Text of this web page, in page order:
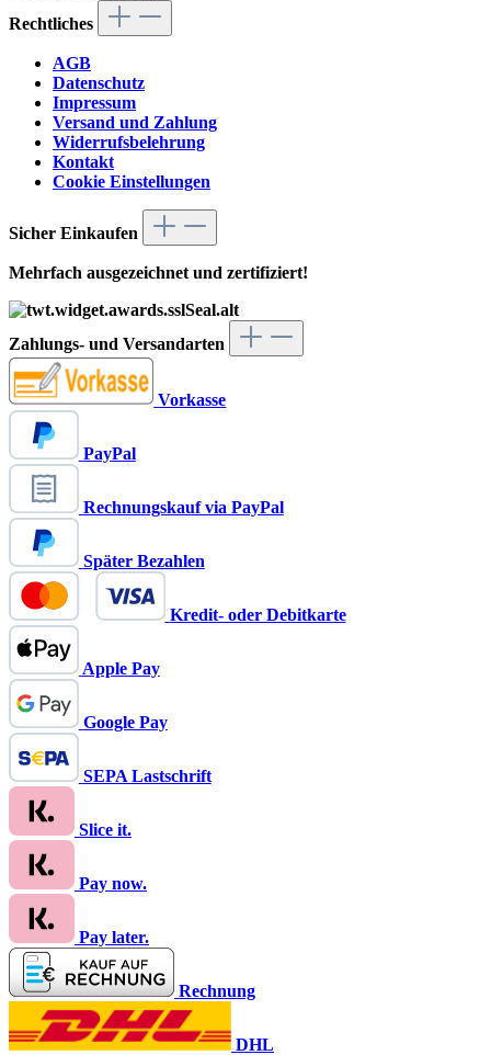
Rechtliches
AGB
Datenschutz
Impressum
Versand und Zahlung
Widerrufsbelehrung
Kontakt
Cookie Einstellungen
Sicher Einkaufen
Mehrfach ausgezeichnet und zertifiziert!
Zahlungs- und Versandarten
Vorkasse
PayPal
Rechnungskauf via PayPal
Später Bezahlen
Kredit- oder Debitkarte
Apple Pay
Google Pay
SEPA Lastschrift
Slice it.
Pay now.
Pay later.
Rechnung
DHL